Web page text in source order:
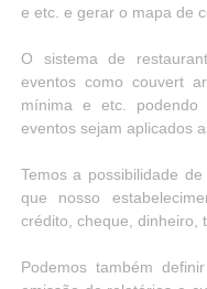
e etc. e gerar o mapa de
O sistema de
eventos como couvert
mínima e etc.
eventos sejam aplicados
Temos a possibilidade
que nosso
crédito, cheque, dinheiro,
Podemos também